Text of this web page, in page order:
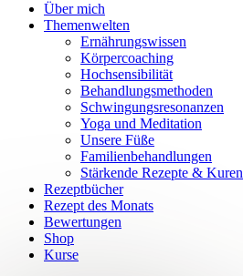
Über mich
Themenwelten
Ernährungswissen
Körpercoaching
Hochsensibilität
Behandlungsmethoden
Schwingungsresonanzen
Yoga und Meditation
Unsere Füße
Familienbehandlungen
Stärkende Rezepte & Kuren
Rezeptbücher
Rezept des Monats
Bewertungen
Shop
Kurse